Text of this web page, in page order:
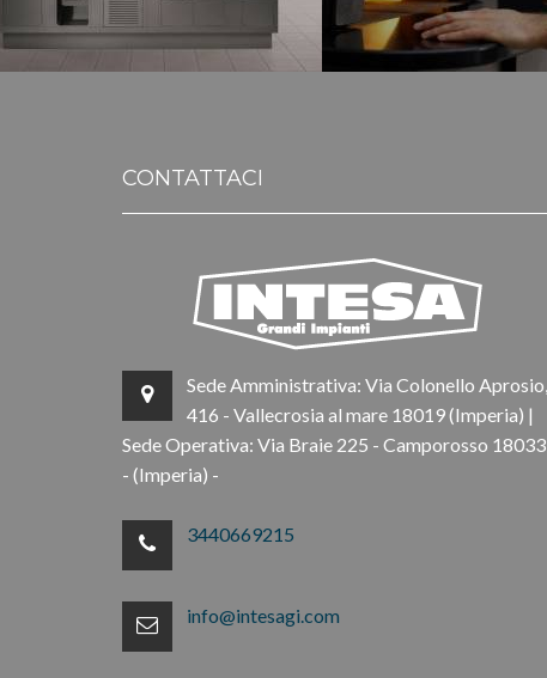
CONTATTACI
Sede Amministrativa: Via Colonello Aprosio,
416 - Vallecrosia al mare 18019 (Imperia) |
Sede Operativa: Via Braie 225 - Camporosso 18033
- (Imperia) -
3440669215
info@intesagi.com